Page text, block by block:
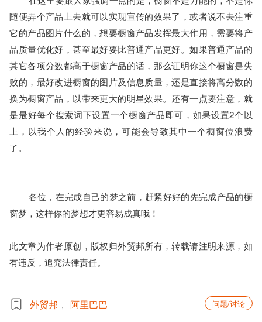
随便弄个产品上去就可以实现宣传的效果了，或者说不去注重
它的产品图片什么的，想要橱窗产品发挥最大作用，需要将产
品质量优化好，甚至最好要比普通产品更好。如果普通产品的
其它各项分数都高于橱窗产品的话，那么证明你这个橱窗是失
败的，最好改进橱窗的图片及信息质量，还是直接将高分数的
换为橱窗产品，以带来更大的明星效果。还有一点要注意，就
是最好每个搜索词下设置一个橱窗产品即可，如果设置2个以
上，以我个人的经验来说，可能会导致其中一个橱窗位浪费
了。
窗梦，这样你的梦想才更容易成真哦！
此文章为作者原创，版权归外贸邦所有，转载请注明来源，如
有违反，追究法律责任。
外贸邦 阿里巴巴 问题/讨论